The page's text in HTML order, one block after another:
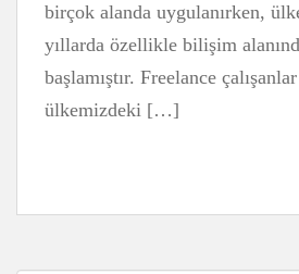
birçok alanda uygulanırken,
yıllarda özellikle bilişim
başlamıştır. Freelance
ülkemizdeki […]